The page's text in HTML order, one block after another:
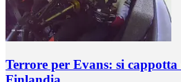
Terrore per Evans: si